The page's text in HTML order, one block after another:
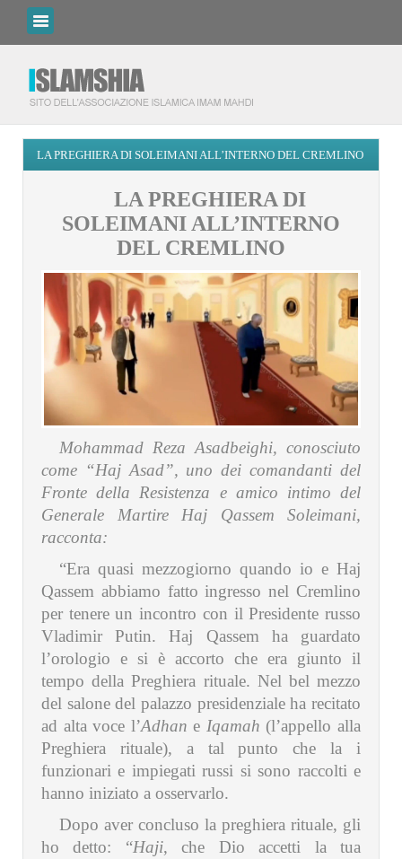
LA PREGHIERA DI SOLEIMANI ALL’INTERNO DEL CREMLINO
LA PREGHIERA DI
SOLEIMANI ALL’INTERNO
DEL CREMLINO
Mohammad Reza Asadbeighi, conosciuto
come “Haj Asad”, uno dei comandanti del
Fronte della Resistenza e amico intimo del
Generale Martire Haj Qassem Soleimani,
racconta:
“Era quasi mezzogiorno quando io e Haj
Qassem abbiamo fatto ingresso nel Cremlino
per tenere un incontro con il Presidente russo
Vladimir Putin. Haj Qassem ha guardato
l’orologio e si è accorto che era giunto il
tempo della Preghiera rituale. Nel bel mezzo
del salone del palazzo presidenziale ha recitato
ad alta voce l’Adhan e Iqamah (l’appello alla
Preghiera rituale), a tal punto che la i
funzionari e impiegati russi si sono raccolti e
hanno iniziato a osservarlo.
Dopo aver concluso la preghiera rituale, gli
ho detto: “Haji, che Dio accetti la tua